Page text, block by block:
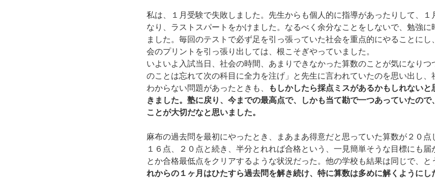
私は、１月受験で失敗しました。先生からも個人的に指導があったりして、１
なり、ラストスパートをかけました。なるべく余分なことをしないで、勉強に
ました。毎回のテストで必ず足を引っ張っていた社会を重点的にやることに
会のプリントを引っ張り出しては、根こそぎやっていました。
いよいよ入試当日、社会の時間、あまりできなかった算数のことが気になり
のことは忘れて次の科目に全力を注げ」と先生に言われていたのを思い出し
わからない問題があったときも、
もしかしたら採点ミスがあるかもしれない
きました。塾に戻り、今までの最高点で、しかも当て勘で一つあっていたの
ことが大切だなと思いました。
麻布の過去問を最初にやったとき、まあまあ得意だと思っていた算数が２０点
１６点、２０点と続き、半分とれれば合格という、一見簡単そうな目標にも
とか合格最低点をクリアするような状況だった。他の学校も結果は同じで、と
れからの１ヶ月はひたすら過去問を解き続け、特に算数は多めに解くようにし